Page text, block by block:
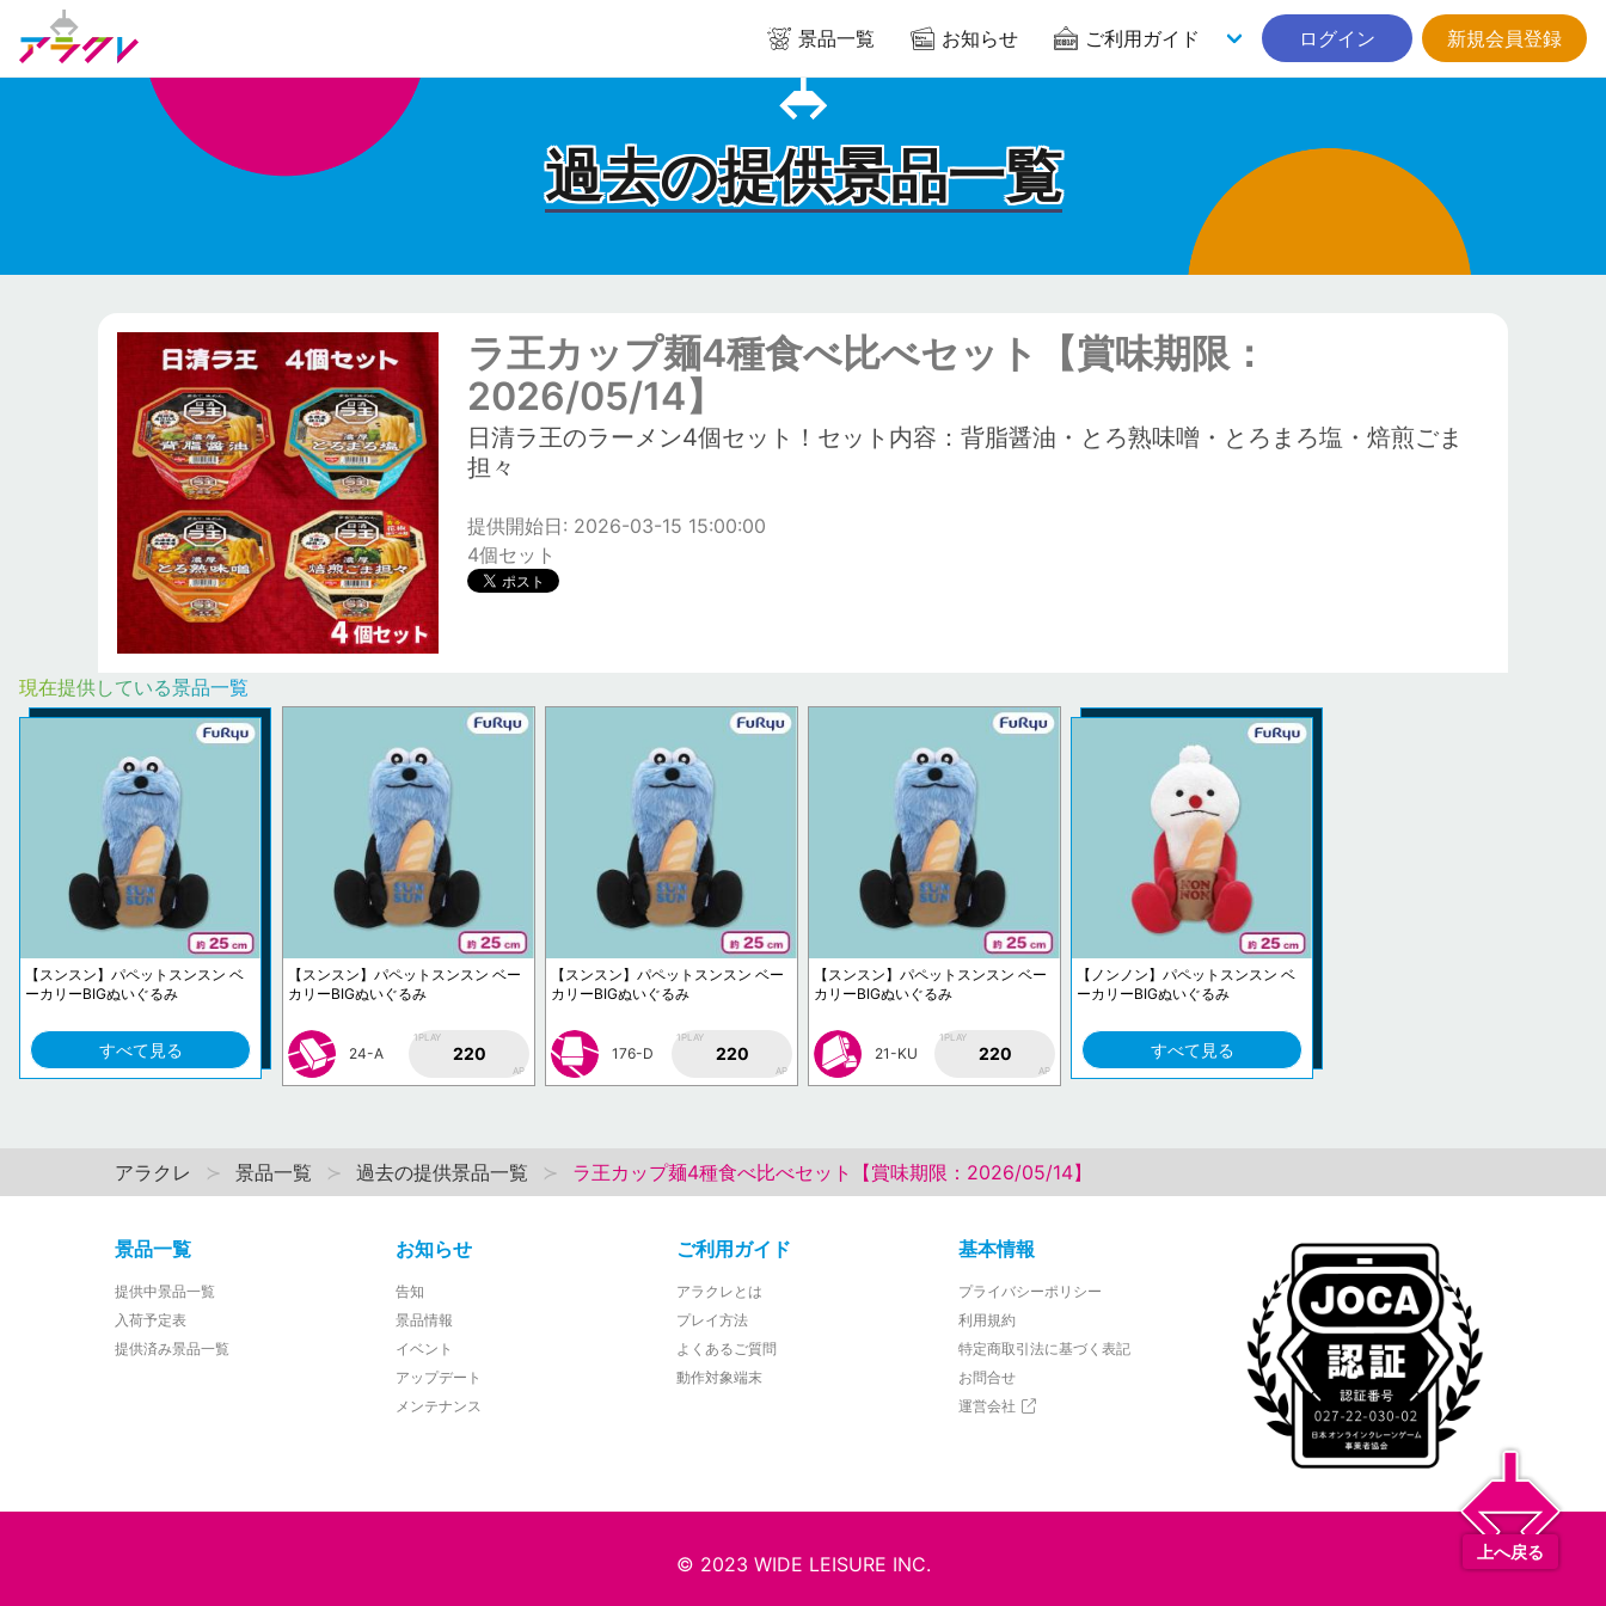
景品一覧 お知らせ ご利用ガイド ログイン 新規会員登録
過去の提供景品一覧
ラ王カップ麺4種食べ比べセット【賞味期限：
2026/05/14】
日清ラ王のラーメン4個セット！セット内容：背脂醤油・とろ熟味噌・とろまろ塩・焙煎ごま
担々
提供開始日: 2026-03-15 15:00:00
4個セット
現在提供している景品一覧
【スンスン】パペットスンスン ベ
ーカリーBIGぬいぐるみ
すべて見る
【スンスン】パペットスンスン ベー
カリーBIGぬいぐるみ
24-A
1PLAY
220
AP
【スンスン】パペットスンスン ベー
カリーBIGぬいぐるみ
176-D
1PLAY
220
AP
【スンスン】パペットスンスン ベー
カリーBIGぬいぐるみ
21-KU
1PLAY
220
AP
【ノンノン】パペットスンスン ベ
ーカリーBIGぬいぐるみ
すべて見る
アラクレ 景品一覧 過去の提供景品一覧 ラ王カップ麺4種食べ比べセット【賞味期限：2026/05/14】
景品一覧
提供中景品一覧
入荷予定表
提供済み景品一覧
お知らせ
告知
景品情報
イベント
アップデート
メンテナンス
ご利用ガイド
アラクレとは
プレイ方法
よくあるご質問
動作対象端末
基本情報
プライバシーポリシー
利用規約
特定商取引法に基づく表記
お問合せ
運営会社
© 2023 WIDE LEISURE INC.
上へ戻る